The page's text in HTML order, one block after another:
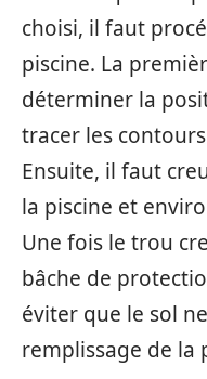
choisi, il faut
piscine. La
déterminer la
tracer les
Ensuite, il faut
la piscine et
Une fois le trou
bâche de
éviter que le sol
remplissage de la